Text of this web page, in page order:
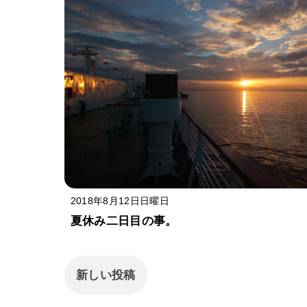
2018年8月12日日曜日
夏休み二日目の事。
新しい投稿